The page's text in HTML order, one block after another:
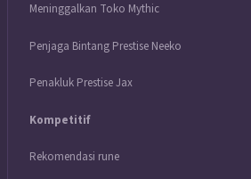
Meninggalkan Toko Mythic
Penjaga Bintang Prestise Neeko
Penakluk Prestise Jax
Kompetitif
Rekomendasi rune